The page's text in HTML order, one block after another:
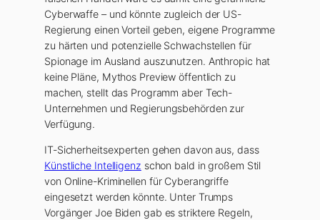
Cyberwaffe – und könnte zugleich der US-
Regierung einen Vorteil geben, eigene Programme
zu härten und potenzielle Schwachstellen für
Spionage im Ausland auszunutzen. Anthropic hat
keine Pläne, Mythos Preview öffentlich zu
machen, stellt das Programm aber Tech-
Unternehmen und Regierungsbehörden zur
Verfügung.
IT-Sicherheitsexperten gehen davon aus, dass
Künstliche Intelligenz schon bald in großem Stil
von Online-Kriminellen für Cyberangriffe
eingesetzt werden könnte. Unter Trumps
Vorgänger Joe Biden gab es striktere Regeln,